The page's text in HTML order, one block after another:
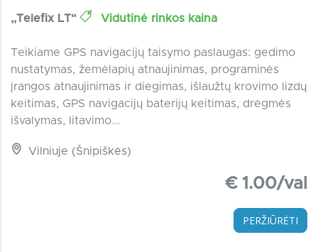
,,Telefix LT“ Vidutinė rinkos kaina
Teikiame GPS navigacijų taisymo paslaugas: gedimo
nustatymas, žemėlapių atnaujinimas, programinės
įrangos atnaujinimas ir diegimas, išlaužtų krovimo lizdų
keitimas, GPS navigacijų baterijų keitimas, drėgmės
išvalymas, litavimo...
Vilniuje (Šnipiškės)
€ 1.00/val
PERŽIŪRĖTI